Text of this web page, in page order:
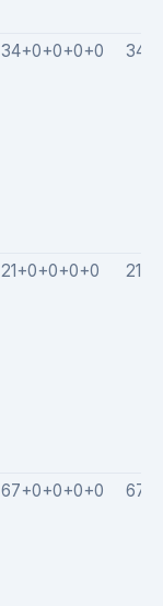
34+0+0+0+0
21+0+0+0+0
67+0+0+0+0